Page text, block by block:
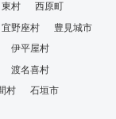
東村
西原町
宜野座村
豊見城市
伊平屋村
渡名喜村
村
石垣市